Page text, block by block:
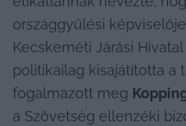
országgyűlési
Kecskeméti Járási
politikailag kisajátította a
fogalmazott meg
a Szövetség ellenzéki